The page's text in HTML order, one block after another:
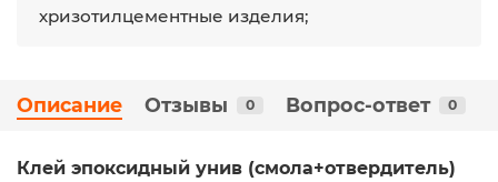
хризотилцементные изделия;
Описание Отзывы 0 Вопрос-ответ 0
Клей эпоксидный унив (смола+отвердитель)